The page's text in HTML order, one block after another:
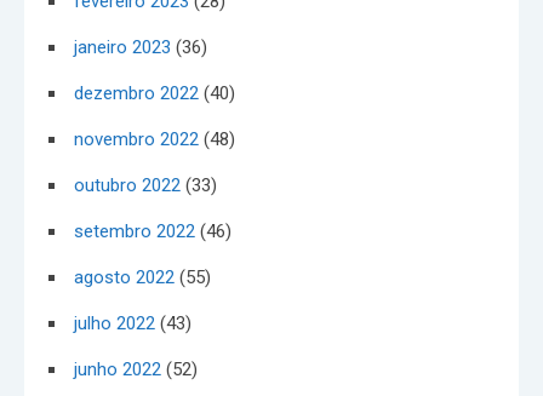
janeiro 2023 (36)
dezembro 2022 (40)
novembro 2022 (48)
outubro 2022 (33)
setembro 2022 (46)
agosto 2022 (55)
julho 2022 (43)
junho 2022 (52)